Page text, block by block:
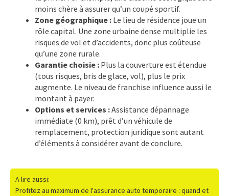
moins chère à assurer qu’un coupé sportif.
Zone géographique : Le lieu de résidence joue un
rôle capital. Une zone urbaine dense multiplie les
risques de vol et d’accidents, donc plus coûteuse
qu’une zone rurale.
Garantie choisie : Plus la couverture est étendue
(tous risques, bris de glace, vol), plus le prix
augmente. Le niveau de franchise influence aussi le
montant à payer.
Options et services :Assistance dépannage
immédiate (0 km), prêt d’un véhicule de
remplacement, protection juridique sont autant
d’éléments à considérer avant de conclure.
A lire aussi:
Profitez au maximum de l'assurance auto temporaire : quand et